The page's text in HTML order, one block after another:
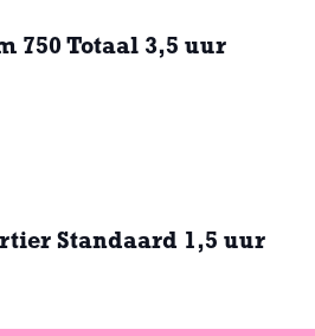
750 Totaal 3,5 uur
Standaard 1,5 uur